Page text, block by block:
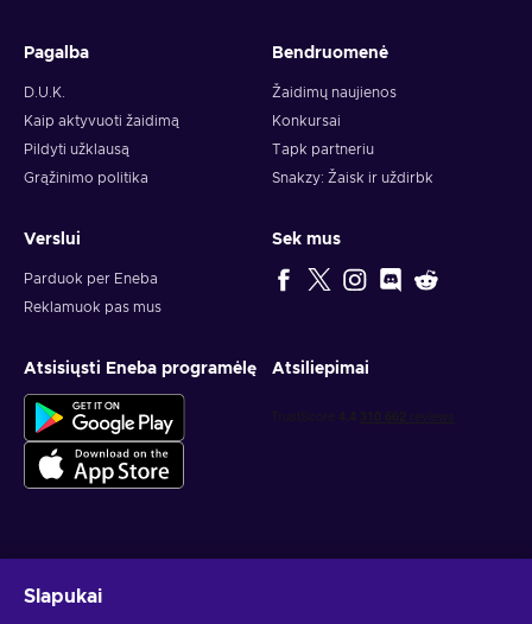
Pagalba
D.U.K.
Kaip aktyvuoti žaidimą
Pildyti užklausą
Grąžinimo politika
Bendruomenė
Žaidimų naujienos
Konkursai
Tapk partneriu
Snakzy: Žaisk ir uždirbk
Verslui
Parduok per Eneba
Reklamuok pas mus
Sek mus
Atsisiųsti Eneba programėlę Atsiliepimai
Slapukai